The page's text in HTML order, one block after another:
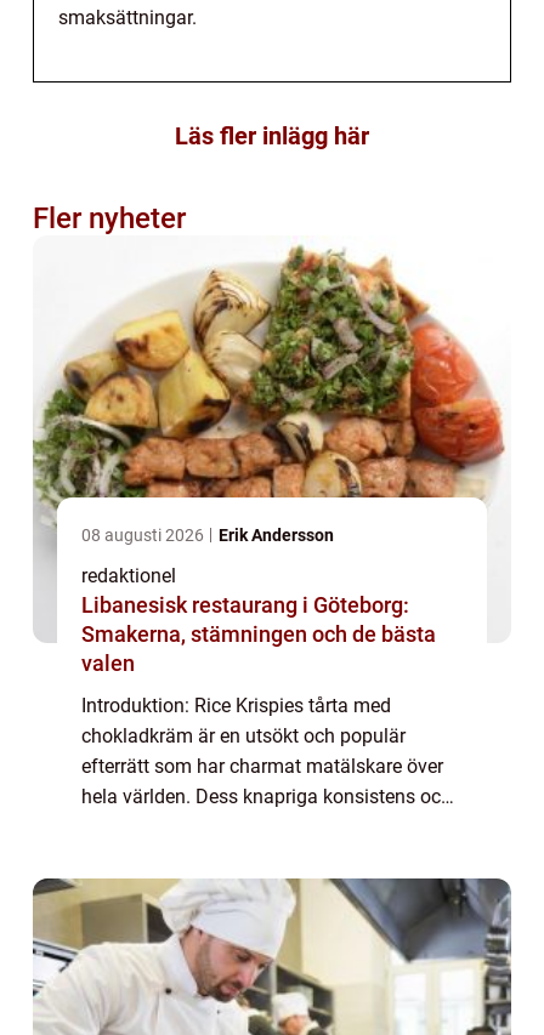
smaksättningar.
Läs fler inlägg här
Fler nyheter
08 augusti 2026 Erik Andersson
redaktionel
Libanesisk restaurang i Göteborg:
Smakerna, stämningen och de bästa
valen
Introduktion: Rice Krispies tårta med
chokladkräm är en utsökt och populär
efterrätt som har charmat matälskare över
hela världen. Dess knapriga konsistens och
artikel ko...